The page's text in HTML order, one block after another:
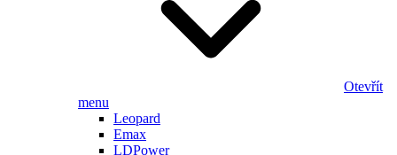
Otevřít
menu
Leopard
Emax
LDPower